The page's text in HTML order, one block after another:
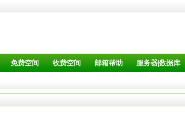
免费空间 收费空间 邮箱帮助 服务器|数据库